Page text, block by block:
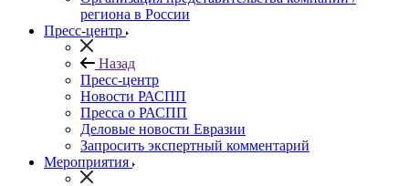
региона в России
Пресс-центр
Назад
Пресс-центр
Новости РАСПП
Пресса о РАСПП
Деловые новости Евразии
Запросить экспертный комментарий
Мероприятия